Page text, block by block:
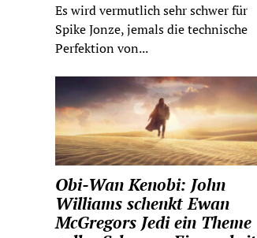
Es wird vermutlich sehr schwer für
Spike Jonze, jemals die technische
Perfektion von...
Obi-Wan Kenobi: John
Williams schenkt Ewan
McGregors Jedi ein Theme